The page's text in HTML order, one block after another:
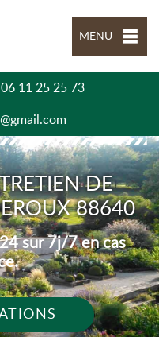
MENU
06 11 25 25 73
DE
88640
sur 7j/7 en cas